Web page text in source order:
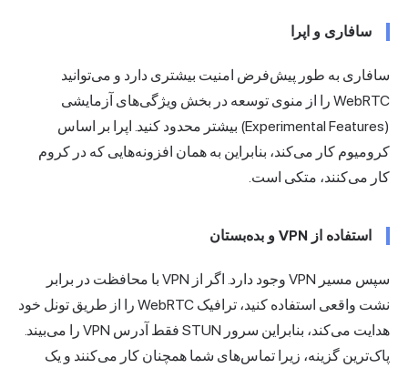
سافاری و اپرا
سافاری به طور پیش‌فرض امنیت بیشتری دارد و می‌توانید
WebRTC را از منوی توسعه در بخش ویژگی‌های آزمایشی
(Experimental Features) بیشتر محدود کنید. اپرا بر اساس
کرومیوم کار می‌کند، بنابراین به همان افزونه‌هایی که در کروم
کار می‌کنند، متکی است.
استفاده از VPN و بده‌بستان
سپس مسیر VPN وجود دارد. اگر از VPN با محافظت در برابر
نشت واقعی استفاده کنید، ترافیک WebRTC را از طریق تونل خود
هدایت می‌کند، بنابراین سرور STUN فقط آدرس VPN را می‌بیند.
پاک‌ترین گزینه، زیرا تماس‌های شما همچنان کار می‌کنند و یک